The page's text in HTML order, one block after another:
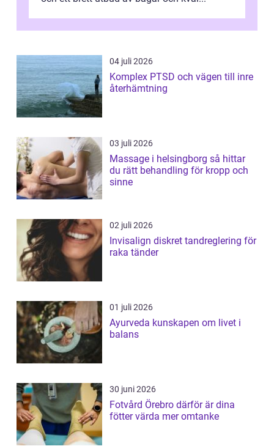
04 juli 2026
Komplex PTSD och vägen till inre
återhämtning
03 juli 2026
Massage i helsingborg så hittar
du rätt behandling för kropp och
sinne
02 juli 2026
Invisalign diskret tandreglering för
raka tänder
01 juli 2026
Ayurveda kunskapen om livet i
balans
30 juni 2026
Fotvård Örebro därför är dina
fötter värda mer omtanke